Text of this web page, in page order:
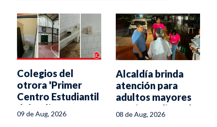
Colegios del
otrora 'Primer
Centro Estudiantil
del Tolima' se
caen a pedazos
09 de Aug, 2026
Alcaldía brinda
atención para
adultos mayores
tras incendio en la
avenida Ambalá
08 de Aug, 2026